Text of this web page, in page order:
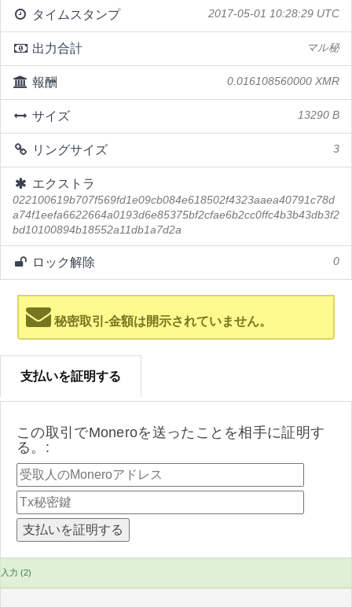
タイムスタンプ 2017-05-01 10:28:29 UTC
出力合計 マル秘
報酬 0.016108560000 XMR
サイズ 13290 B
リングサイズ 3
エクストラ
022100619b707f569fd1e09cb084e618502f4323aaea40791c78d
a74f1eefa6622664a0193d6e85375bf2cfae6b2cc0ffc4b3b43db3f2
bd10100894b18552a11db1a7d2a
ロック解除 0
秘密取引-金額は開示されていません。
支払いを証明する
この取引でMoneroを送ったことを相手に証明す
る。:
入力 (2)